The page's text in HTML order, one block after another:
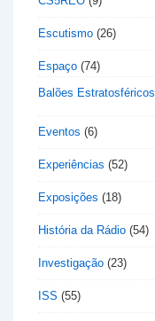
Escutismo (26)
Espaço (74)
Balões Estratosféricos
Eventos (6)
Experiências (52)
Exposições (18)
História da Rádio (54)
Investigação (23)
ISS (55)